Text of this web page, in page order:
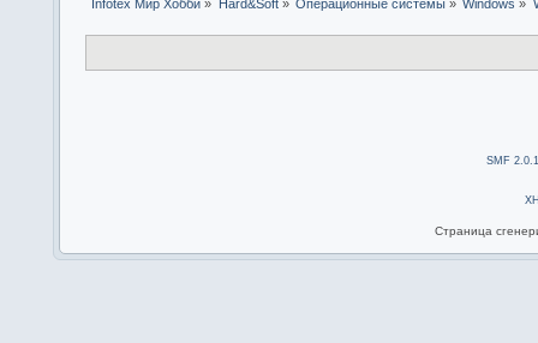
Infotex Мир Хобби » Hard&Soft» Операционные системы» Windows »
SMF
Страница